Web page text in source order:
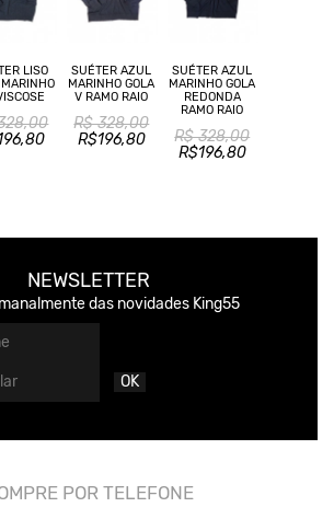
LISO
SUÉTER AZUL
MARINHO GOLA
V RAMO RAIO
R$ 328,00
R$196,80
SUÉTER AZUL
MARINHO GOLA
REDONDA
RAMO RAIO
R$ 328,00
R$196,80
NEWSLETTER
das novidades King55
OK
POR TELEFONE